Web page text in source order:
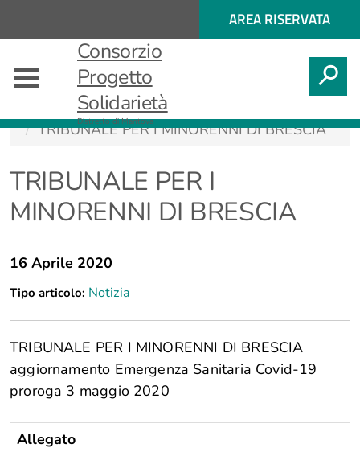
ACCESSO
AREA RISERVATA
Consorzio
Progetto
Solidarietà
Distretto di Mantova
Minori e famiglia
TRIBUNALE PER I MINORENNI DI BRESCIA
TRIBUNALE PER I
MINORENNI DI BRESCIA
16 Aprile 2020
Tipo articolo: Notizia
TRIBUNALE PER I MINORENNI DI BRESCIA
aggiornamento Emergenza Sanitaria Covid-19
proroga 3 maggio 2020
Allegato